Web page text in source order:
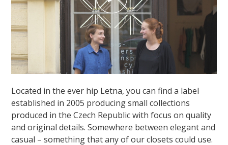
Located in the ever hip Letna, you can find a label
established in 2005 producing small collections
produced in the Czech Republic with focus on quality
and original details. Somewhere between elegant and
casual – something that any of our closets could use.